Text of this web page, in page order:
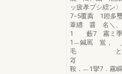
ッ疲孝プシ繧
7−5覆薦 1鐙多
葦纒 醤
1 藪7 霧ミ季騰
1︷鍼罵 鴬
毛 と轟轟一
2∫ ’ 1梁
鞍．︷1攣7．霧